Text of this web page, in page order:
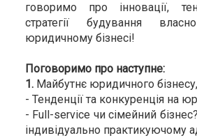
говоримо про інновації,
стратегії будування
юридичному бізнесі!
Поговоримо про наступне:
1.Майбутнє юридичного
- Тенденції та конкуренція на
- Full-service чи сімейний
індивідуально практикуючому